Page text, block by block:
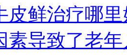
皮鲜治疗哪里
素导致了老